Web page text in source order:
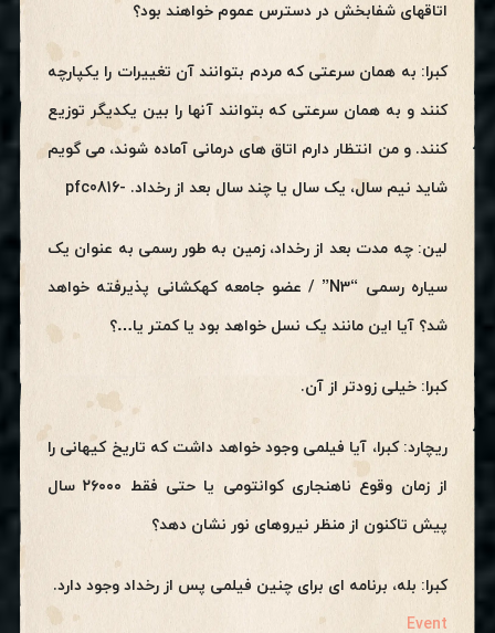
اتاقهای شفابخش در دسترس عموم خواهند بود؟
کبرا: به همان سرعتی که مردم بتوانند آن تغییرات را یکپارچه
کنند و به همان سرعتی که بتوانند آنها را بین یکدیگر توزیع
کنند. و من انتظار دارم اتاق های درمانی آماده شوند، می گویم
شاید نیم سال، یک سال یا چند سال بعد از رخداد. -pfc0816
لین: چه مدت بعد از رخداد، زمین به طور رسمی به عنوان یک
سیاره رسمی “N3” / عضو جامعه کهکشانی پذیرفته خواهد
شد؟ آیا این مانند یک نسل خواهد بود یا کمتر یا…؟
کبرا: خیلی زودتر از آن.
ریچارد: کبرا، آیا فیلمی وجود خواهد داشت که تاریخ کیهانی را
از زمان وقوع ناهنجاری کوانتومی یا حتی فقط ۲۶۰۰۰ سال
پیش تاکنون از منظر نیروهای نور نشان دهد؟
کبرا: بله، برنامه ای برای چنین فیلمی پس از رخداد وجود دارد.
Event